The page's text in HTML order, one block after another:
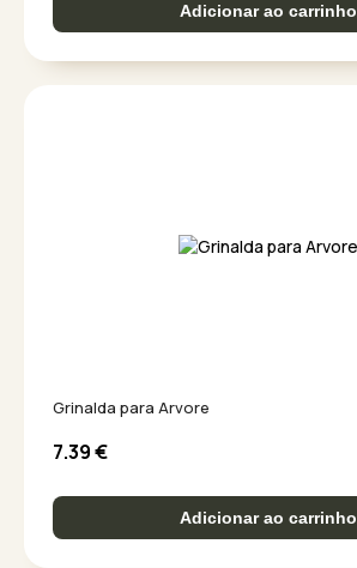
Adicionar ao carrinho
Grinalda para Arvore
7.39€
Adicionar ao carrinho